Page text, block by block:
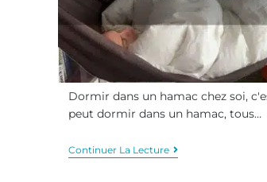
Dormir dans un hamac chez soi,
peut dormir dans un hamac, tous…
Continuer La Lecture